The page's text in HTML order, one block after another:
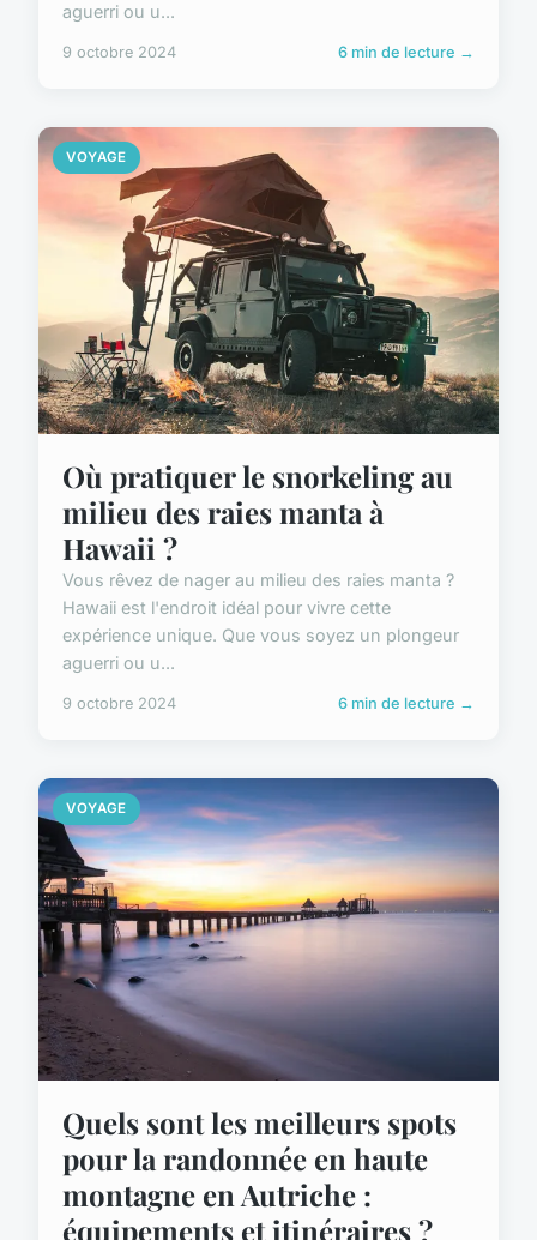
aguerri ou u...
9 octobre 2024 6 min de lecture →
VOYAGE
Où pratiquer le snorkeling au
milieu des raies manta à
Hawaii ?
Vous rêvez de nager au milieu des raies manta ?
Hawaii est l'endroit idéal pour vivre cette
expérience unique. Que vous soyez un plongeur
aguerri ou u...
9 octobre 2024 6 min de lecture →
VOYAGE
Quels sont les meilleurs spots
pour la randonnée en haute
montagne en Autriche :
équipements et itinéraires ?